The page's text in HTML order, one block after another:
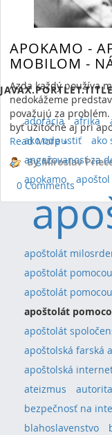
APOKAMO -
MOBILOM -
Azda každý používa
nedokážeme
považujú za
byť užitočné aj pri
Read More»
By Miroslav
0 Comments
RSS (Opens New
adorácia afrika
ako odpustiť
ako
angažovanosť za
apokamo
apoštol
apoštolát
apoštolát
apoštolát
apoštolát
apoštolát
apoštolská farská
apoštolská
ateizmus
autorita
bezpečnosť na
blahoslavenstvo